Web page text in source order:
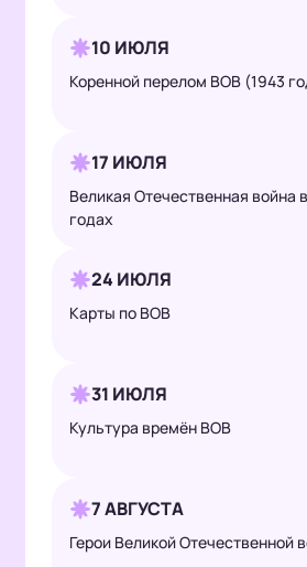
10 ИЮЛЯ
Коренной перелом ВОВ (1943
17 ИЮЛЯ
Великая Отечественная война
годах
24 ИЮЛЯ
Карты по ВОВ
31 ИЮЛЯ
Культура времён ВОВ
7 АВГУСТА
Герои Великой Отечественной